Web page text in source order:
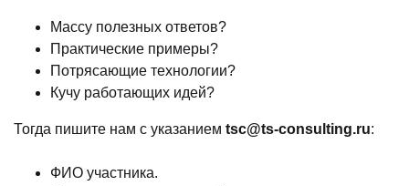
Массу полезных ответов?
Практические примеры?
Потрясающие технологии?
Кучу работающих идей?
Тогда пишите нам с указанием tsc@ts-consulting.ru:
ФИО участника.